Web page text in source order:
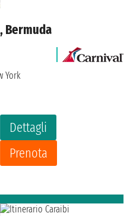
Bermuda
Dettagli
Prenota
York